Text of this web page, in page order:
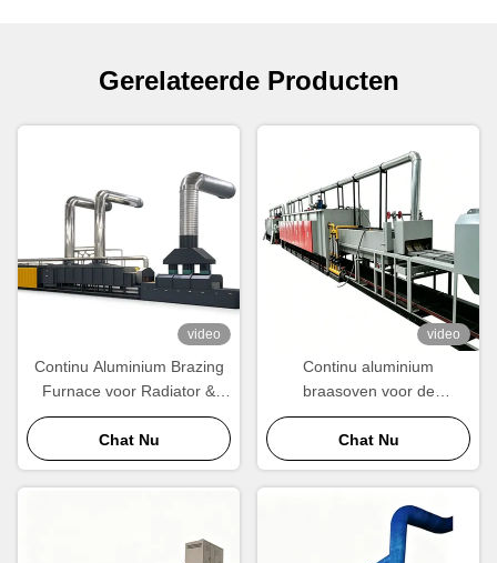
Gerelateerde Producten
video
Continu Aluminium Brazing
Furnace voor Radiator &
Condenser Manufacturing
Chat Nu
video
Continu aluminium
braasoven voor de
vervaardiging van
radiatoren, condensatoren
en warmtewisselaars
Chat Nu